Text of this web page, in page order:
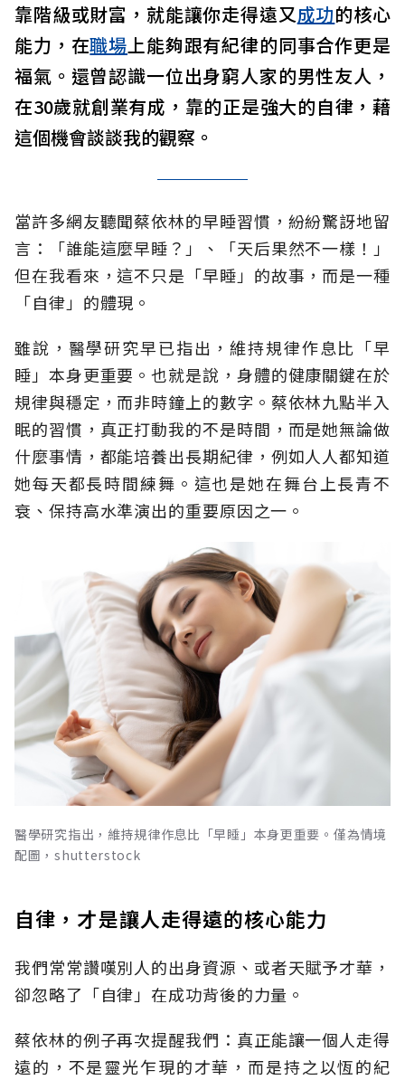
靠階級或財富，就能讓你走得遠又成功的核心
能力，在職場上能夠跟有紀律的同事合作更是
福氣。還曾認識一位出身窮人家的男性友人，
在30歲就創業有成，靠的正是強大的自律，藉
這個機會談談我的觀察。
當許多網友聽聞蔡依林的早睡習慣，紛紛驚訝地留
言：「誰能這麼早睡？」、「天后果然不一樣！」
但在我看來，這不只是「早睡」的故事，而是一種
「自律」的體現。
雖說，醫學研究早已指出，維持規律作息比「早
睡」本身更重要。也就是說，身體的健康關鍵在於
規律與穩定，而非時鐘上的數字。蔡依林九點半入
眠的習慣，真正打動我的不是時間，而是她無論做
什麼事情，都能培養出長期紀律，例如人人都知道
她每天都長時間練舞。這也是她在舞台上長青不
衰、保持高水準演出的重要原因之一。
醫學研究指出，維持規律作息比「早睡」本身更重要。僅為情境
配圖，shutterstock
自律，才是讓人走得遠的核心能力
我們常常讚嘆別人的出身資源、或者天賦予才華，
卻忽略了「自律」在成功背後的力量。
蔡依林的例子再次提醒我們：真正能讓一個人走得
遠的，不是靈光乍現的才華，而是持之以恆的紀